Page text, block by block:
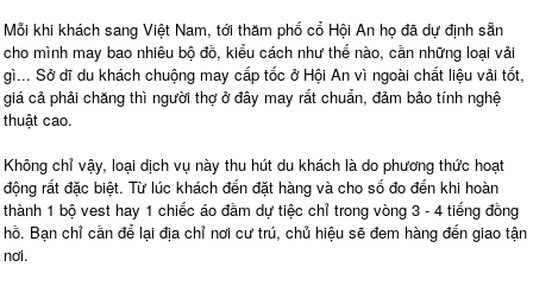
Mỗi khi khách sang Việt Nam, tới thăm phố cổ Hội An họ đã dự định sẵn
cho mình may bao nhiêu bộ đồ, kiểu cách như thế nào, cần những loại vải
gì... Sở dĩ du khách chuộng may cấp tốc ở Hội An vì ngoài chất liệu vải tốt,
giá cả phải chăng thì người thợ ở đây may rất chuẩn, đảm bảo tính nghệ
thuật cao.
Không chỉ vậy, loại dịch vụ này thu hút du khách là do phương thức hoạt
động rất đặc biệt. Từ lúc khách đến đặt hàng và cho số đo đến khi hoàn
thành 1 bộ vest hay 1 chiếc áo đầm dự tiệc chỉ trong vòng 3 - 4 tiếng đồng
hồ. Bạn chỉ cần để lại địa chỉ nơi cư trú, chủ hiệu sẽ đem hàng đến giao tận
nơi.